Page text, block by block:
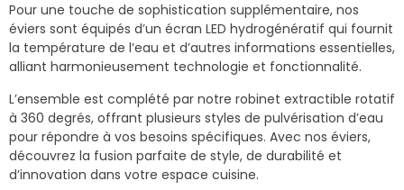
Pour une touche de sophistication supplémentaire, nos
éviers sont équipés d’un écran LED hydrogénératif qui fournit
la température de l’eau et d’autres informations essentielles,
alliant harmonieusement technologie et fonctionnalité.
L’ensemble est complété par notre robinet extractible rotatif
à 360 degrés, offrant plusieurs styles de pulvérisation d’eau
pour répondre à vos besoins spécifiques. Avec nos éviers,
découvrez la fusion parfaite de style, de durabilité et
d’innovation dans votre espace cuisine.